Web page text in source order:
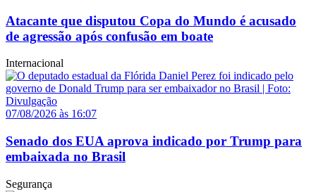
Atacante que disputou Copa do Mundo é acusado
de agressão após confusão em boate
Internacional
07/08/2026 às 16:07
Senado dos EUA aprova indicado por Trump para
embaixada no Brasil
Segurança